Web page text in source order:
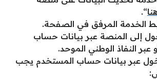
“.
الخدمة المرفق في الصفحة.
إلى المنصة عبر بيانات حساب
النفاذ الوطني الموحد.
عبر بيانات حساب المستخدم يجب